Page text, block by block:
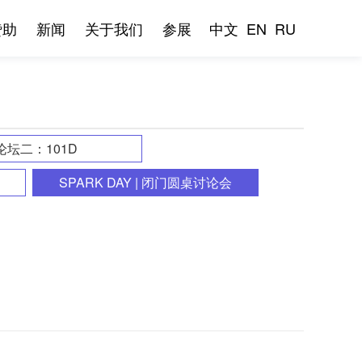
新闻 关于我们 参展 中文 EN RU
坛二：101D
SPARK DAY | 闭门圆桌讨论会